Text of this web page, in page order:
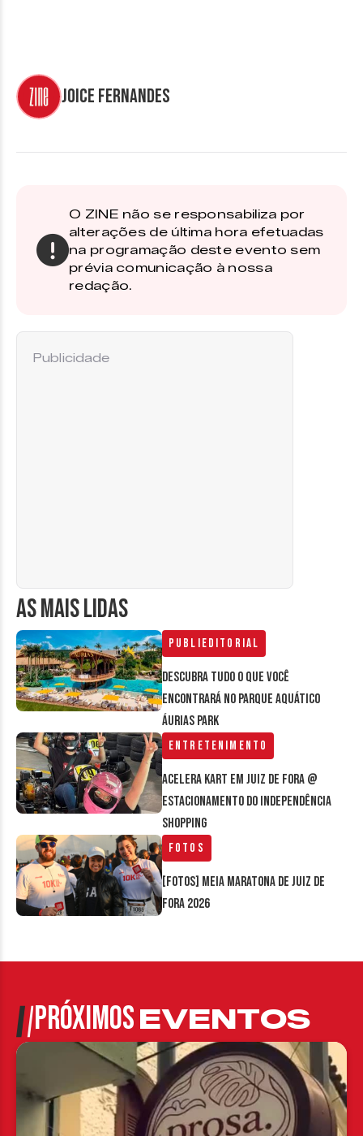
Joice Fernandes
O ZINE não se responsabiliza por
alterações de última hora efetuadas
na programação deste evento sem
prévia comunicação à nossa
redação.
AS MAIS LIDAS
Publieditorial
Descubra tudo o que você
encontrará no parque aquático
Áurias Park
Entretenimento
Acelera Kart em Juiz de Fora @
estacionamento do Independência
Shopping
Fotos
[FOTOS] Meia Maratona de Juiz de
Fora 2026
Publicidade
PRÓXIMOSEVENTOS